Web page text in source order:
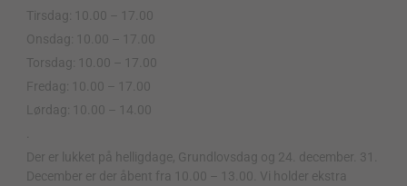
Tirsdag: 10.00 – 17.00
Onsdag: 10.00 – 17.00
Torsdag: 10.00 – 17.00
Fredag: 10.00 – 17.00
Lørdag: 10.00 – 14.00
Der er lukket på helligdage, Grundlovsdag og 24. december. 31.
December er der åbent fra 10.00 – 13.00. Vi holder ekstra